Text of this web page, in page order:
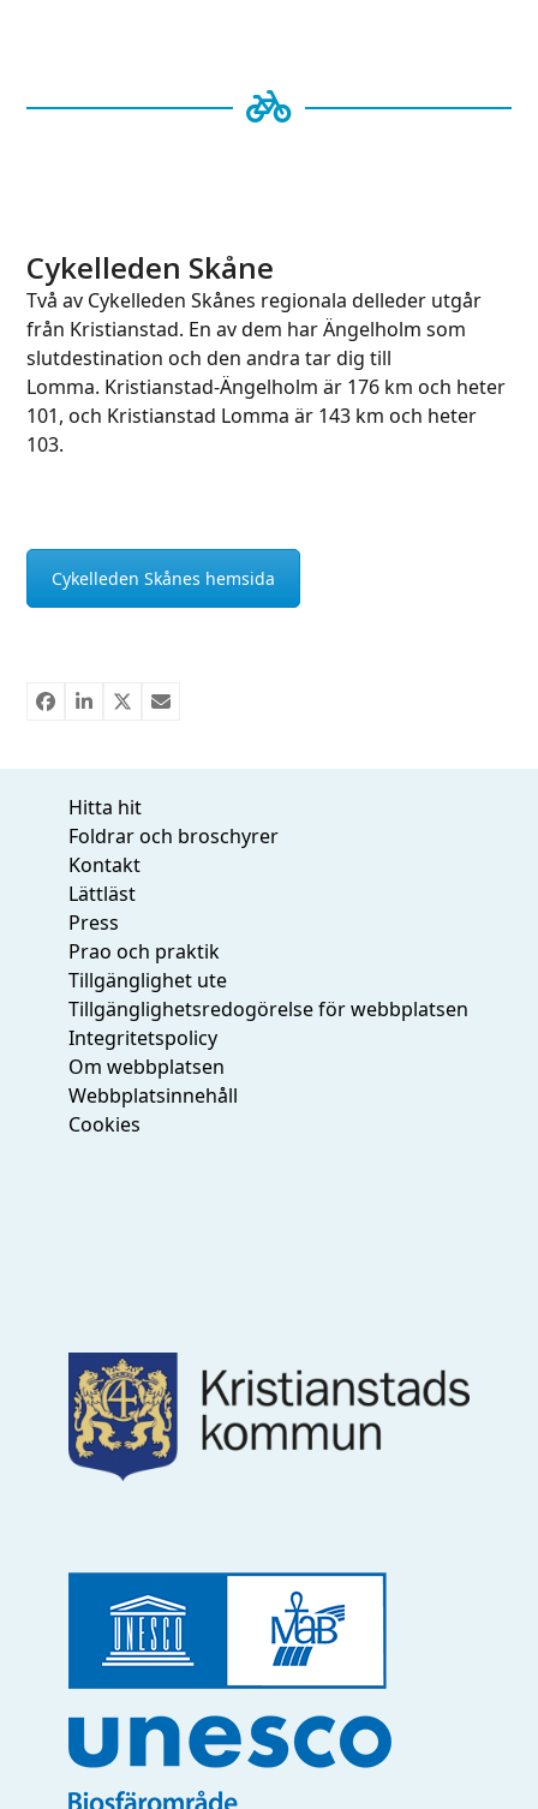
Cykelleden Skåne
Två av Cykelleden Skånes regionala delleder utgår
från Kristianstad. En av dem har Ängelholm som
slutdestination och den andra tar dig till
Lomma. Kristianstad-Ängelholm är 176 km och heter
101, och Kristianstad Lomma är 143 km och heter
103.
Cykelleden Skånes hemsida
Hitta hit
Foldrar och broschyrer
Kontakt
Lättläst
Press
Prao och praktik
Tillgänglighet ute
Tillgänglighetsredogörelse för webbplatsen
Integritetspolicy
Om webbplatsen
Webbplatsinnehåll
Cookies